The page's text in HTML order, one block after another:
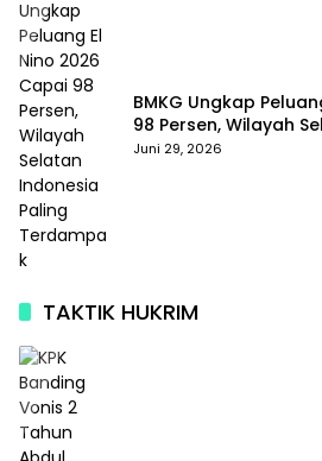
BMKG Ungkap
98 Persen, Wilayah
Terdampak
Juni 29, 2026
TAKTIK HUKRIM